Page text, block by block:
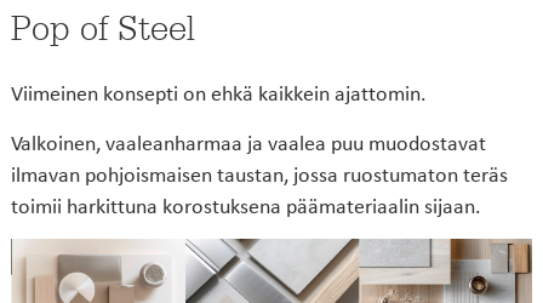
Pop of Steel
Viimeinen konsepti on ehkä kaikkein ajattomin.
Valkoinen, vaaleanharmaa ja vaalea puu muodostavat
ilmavan pohjoismaisen taustan, jossa ruostumaton teräs
toimii harkittuna korostuksena päämateriaalin sijaan.